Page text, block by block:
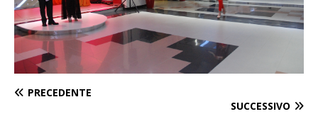
PRECEDENTE
SUCCESSIVO